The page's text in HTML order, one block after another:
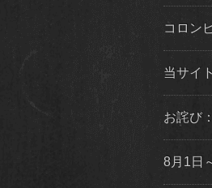
コロン
当サイ
お詫び
8月1日